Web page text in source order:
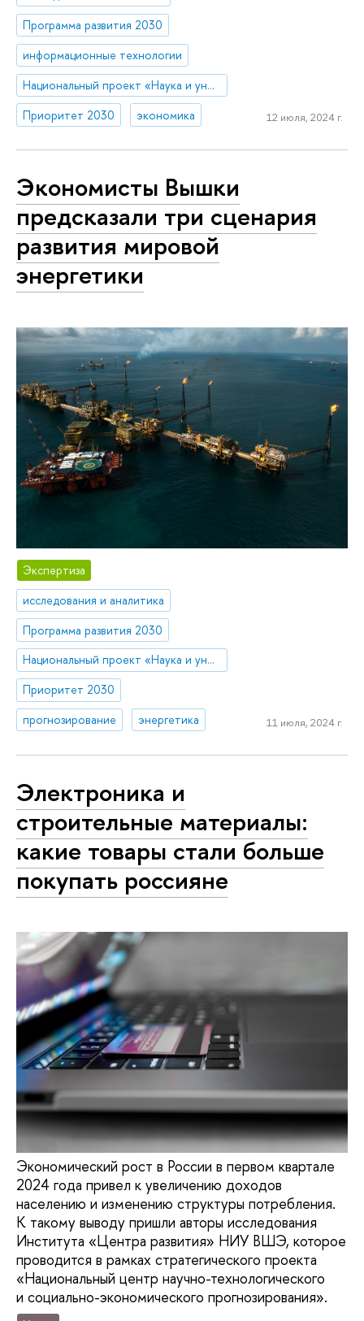
Программа развития 2030
информационные технологии
Национальный проект «Наука и университеты»
Приоритет 2030
экономика 12 июля, 2024 г.
Экономисты Вышки
предсказали три сценария
развития мировой
энергетики
Экспертиза
исследования и аналитика
Программа развития 2030
Национальный проект «Наука и университеты»
Приоритет 2030
прогнозирование
энергетика 11 июля, 2024 г.
Электроника и
строительные материалы:
какие товары стали больше
покупать россияне
Экономический рост в России в первом квартале
2024 года привел к увеличению доходов
населению и изменению структуры потребления.
К такому выводу пришли авторы исследования
Института «Центра развития» НИУ ВШЭ, которое
проводится в рамках стратегического проекта
«Национальный центр научно-технологического
и социально-экономического прогнозирования».